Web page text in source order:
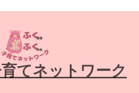
てネットワーク